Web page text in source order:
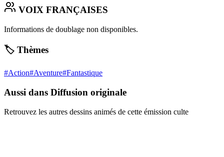
VOIX FRANÇAISES
Informations de doublage non disponibles.
🏷️ Thèmes
#Action#Aventure#Fantastique
Aussi dans Diffusion originale
Retrouvez les autres dessins animés de cette émission culte